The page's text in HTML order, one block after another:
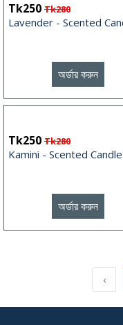
Tk250 Tk280
অর্ডার করুন
Tk250 Tk280
অর্ডার করুন
‹